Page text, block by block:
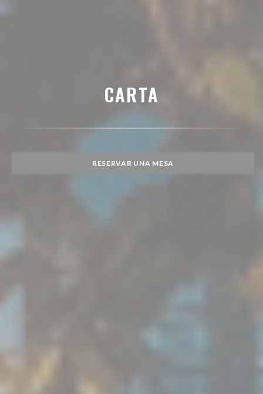
CARTA
RESERVAR UNA MESA